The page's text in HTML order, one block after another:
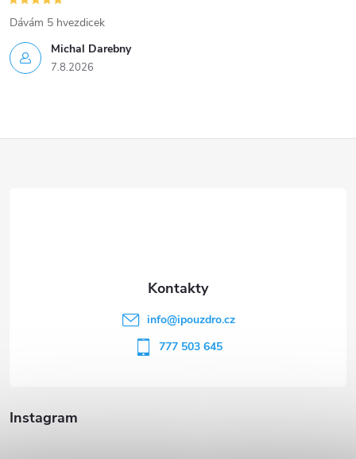
Michal Darebny
7.8.2026
Dávám 5 hvezdicek
Instagram
info@ipouzdro.cz
777 503 645